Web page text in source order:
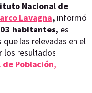
Nacional de
Lavagna, informó
habitantes, es
que las relevadas en el
los resultados
de Población,